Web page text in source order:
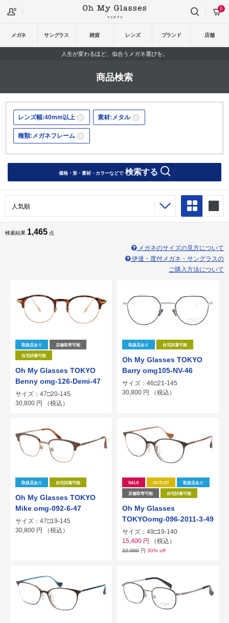
メガネ サングラス 雑貨 レンズ ブランド 店舗
0
人生が変わるほど、似合うメガネ選びを。
商品検索
レンズ幅:40mm以上 素材:メタル
種類:メガネフレーム
価格・形・素材・カラーなどで検索する
検索結果 1,465 点
メガネのサイズの見方について
伊達・度付メガネ・サングラスの
ご購入方法について
取扱店あり 店舗取寄可能
自宅試着可能
Oh My Glasses TOKYO
Benny omg-126-Demi-47
サイズ：47□20-145
30,800 円 （税込）
取扱店あり 自宅試着可能
Oh My Glasses TOKYO
Barry omg105-NV-46
サイズ：46□21-145
30,800 円 （税込）
取扱店あり 自宅試着可能
Oh My Glasses TOKYO
Mike omg-092-6-47
サイズ：47□19-145
30,800 円 （税込）
SALE OUTLET 取扱店あり
店舗取寄可能 自宅試着可能
Oh My Glasses
TOKYOomg-096-2011-3-49
サイズ：49□19-140
15,400 円 （税込）
22,000 円 30% off